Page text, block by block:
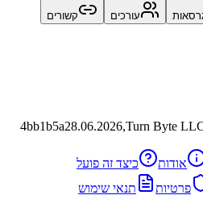
עורכים קשורים
4bb1b5a28.06.2026,
כיצד זה פועל
תנאי שימוש